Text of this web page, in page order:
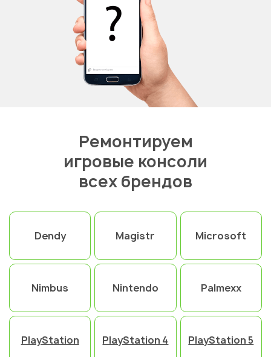
Ремонтируем
игровые консоли
всех брендов
Dendy Magistr Microsoft
Nimbus Nintendo Palmexx
PlayStation PlayStation 4 PlayStation 5